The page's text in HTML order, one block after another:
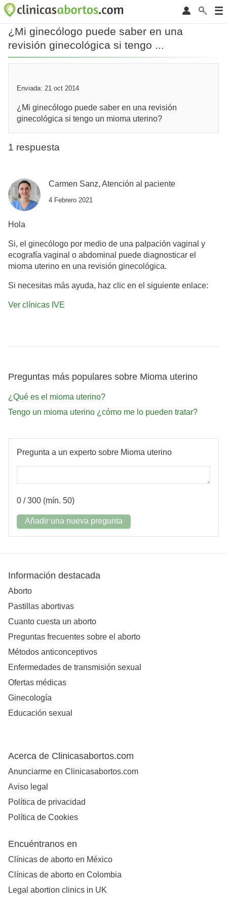
¿Mi ginecólogo puede saber en una
revisión ginecológica si tengo ...
Enviada: 21 oct 2014
¿Mi ginecólogo puede saber en una revisión
ginecológica si tengo un mioma uterino?
1 respuesta
Carmen Sanz, Atención al paciente
4 Febrero 2021
Hola
Si, el ginecólogo por medio de una palpación vaginal y
ecografía vaginal o abdominal puede diagnosticar el
mioma uterino en una revisión ginecológica.
Si necesitas más ayuda, haz clic en el siguiente enlace:
Ver clínicas IVE
Preguntas más populares sobre Mioma uterino
¿Qué es el mioma uterino?
Tengo un mioma uterino ¿cómo me lo pueden tratar?
Pregunta a un experto sobre Mioma uterino
0 / 300 (mín. 50)
Añadir una nueva pregunta
Información destacada
Aborto
Pastillas abortivas
Cuanto cuesta un aborto
Preguntas frecuentes sobre el aborto
Métodos anticonceptivos
Enfermedades de transmisión sexual
Ofertas médicas
Ginecología
Educación sexual
Acerca de Clinicasabortos.com
Anunciarme en Clinicasabortos.com
Aviso legal
Política de privacidad
Política de Cookies
Encuéntranos en
Clínicas de aborto en México
Clínicas de aborto en Colombia
Legal abortion clinics in UK